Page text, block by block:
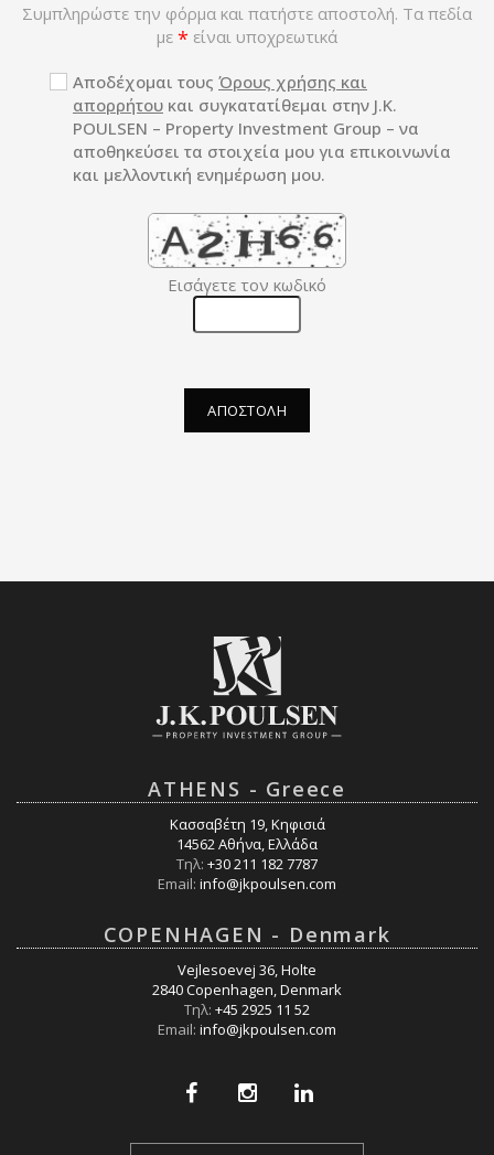
Συμπληρώστε την φόρμα και πατήστε αποστολή. Τα πεδία
με * είναι υποχρεωτικά
Αποδέχομαι τους Όρους χρήσης και
απορρήτου και συγκατατίθεμαι στην J.K.
POULSEN – Property Investment Group – να
αποθηκεύσει τα στοιχεία μου για επικοινωνία
και μελλοντική ενημέρωση μου.
Εισάγετε τον κωδικό
ΑΠΟΣΤΟΛΗ
ATHENS - Greece
Κασσαβέτη 19, Κηφισιά
14562 Αθήνα, Ελλάδα
Τηλ: +30 211 182 7787
Email: info@jkpoulsen.com
COPENHAGEN - Denmark
Vejlesoevej 36, Holte
2840 Copenhagen, Denmark
Τηλ: +45 2925 11 52
Email: info@jkpoulsen.com